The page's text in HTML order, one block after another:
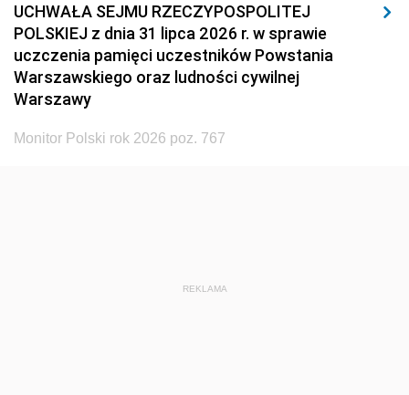
UCHWAŁA SEJMU RZECZYPOSPOLITEJ
POLSKIEJ z dnia 31 lipca 2026 r. w sprawie
uczczenia pamięci uczestników Powstania
Warszawskiego oraz ludności cywilnej
Warszawy
Monitor Polski rok 2026 poz. 767
REKLAMA